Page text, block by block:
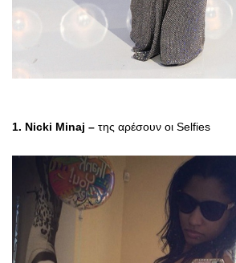
1. Nicki Minaj – της αρέσουν οι Selfies